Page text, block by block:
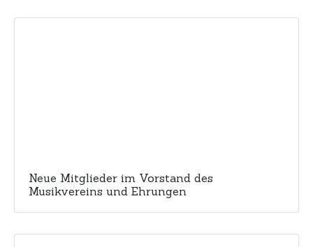
Neue Mitglieder im Vorstand des
Musikvereins und Ehrungen